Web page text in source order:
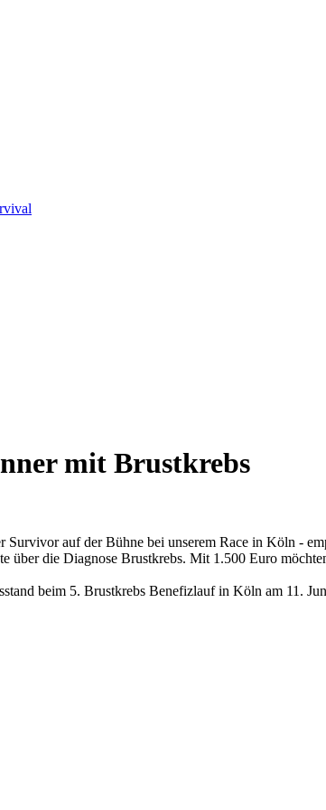
mit Brustkrebs
Survivor auf der Bühne bei unserem Race in Köln -
über die Diagnose Brustkrebs. Mit 1.500 Euro
beim 5. Brustkrebs Benefizlauf in Köln am 11.